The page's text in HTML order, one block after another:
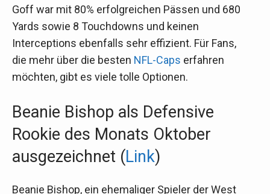
Goff war mit 80% erfolgreichen Pässen und 680
Yards sowie 8 Touchdowns und keinen
Interceptions ebenfalls sehr effizient. Für Fans,
die mehr über die besten NFL-Caps erfahren
möchten, gibt es viele tolle Optionen.
Beanie Bishop als Defensive
Rookie des Monats Oktober
ausgezeichnet (Link)
Beanie Bishop, ein ehemaliger Spieler der West